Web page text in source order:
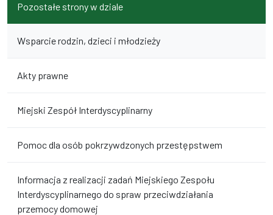
Pozostałe strony w dziale
Wsparcie rodzin, dzieci i młodzieży
Akty prawne
Miejski Zespół Interdyscyplinarny
Pomoc dla osób pokrzywdzonych przestępstwem
Informacja z realizacji zadań Miejskiego Zespołu
Interdyscyplinarnego do spraw przeciwdziałania
przemocy domowej